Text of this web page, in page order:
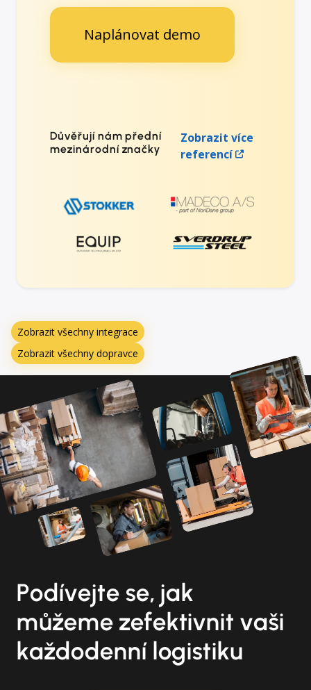
Naplánovat demo
Důvěřují nám přední
mezinárodní značky
Zobrazit více
referencí
Zobrazit všechny integrace
Zobrazit všechny dopravce
Podívejte se, jak
můžeme zefektivnit vaši
každodenní logistiku